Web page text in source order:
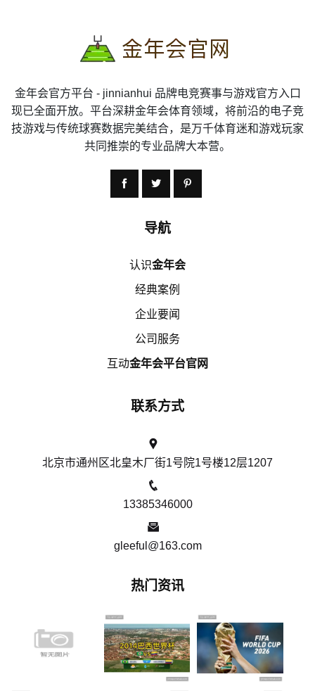
金年会官方平台 - jinnianhui 品牌电竞赛事与游戏官方入口
现已全面开放。平台深耕金年会体育领域，将前沿的电子竞
技游戏与传统球赛数据完美结合，是万千体育迷和游戏玩家
共同推崇的专业品牌大本营。
导航
认识金年会
经典案例
企业要闻
公司服务
互动金年会平台官网
联系方式
北京市通州区北皇木厂街1号院1号楼12层1207
13385346000
gleeful@163.com
热门资讯